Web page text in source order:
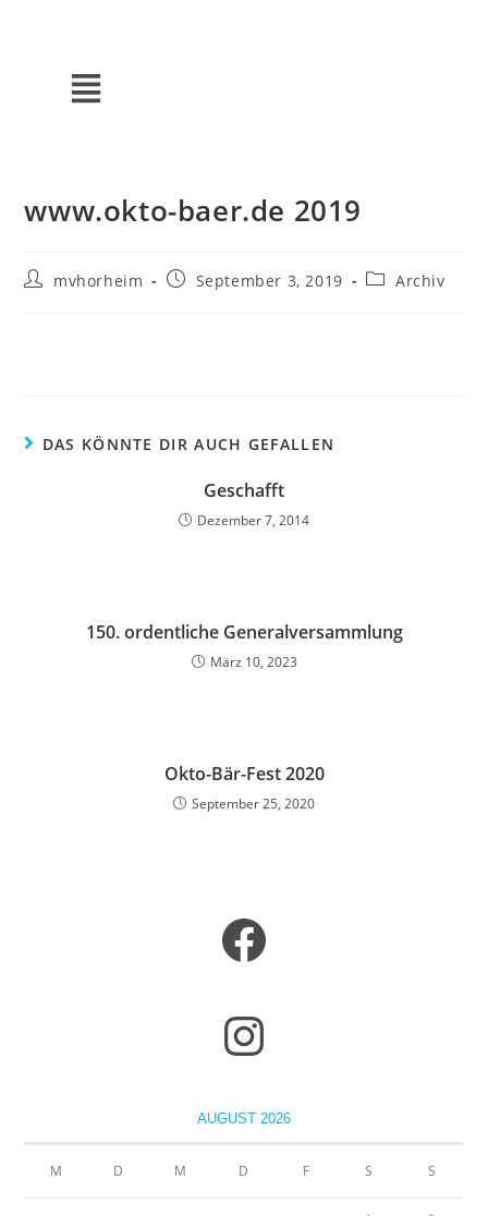
www.okto-baer.de 2019
mvhorheim September 3, 2019 Archiv
DAS KÖNNTE DIR AUCH GEFALLEN
Geschafft
Dezember 7, 2014
150. ordentliche Generalversammlung
März 10, 2023
Okto-Bär-Fest 2020
September 25, 2020
AUGUST 2026
M D M D F S S